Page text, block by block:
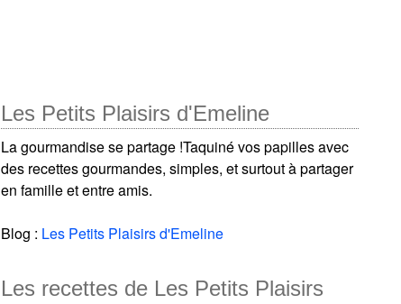
Les Petits Plaisirs d'Emeline
La gourmandise se partage !Taquiné vos papilles avec
des recettes gourmandes, simples, et surtout à partager
en famille et entre amis.
Blog : Les Petits Plaisirs d'Emeline
Les recettes de Les Petits Plaisirs